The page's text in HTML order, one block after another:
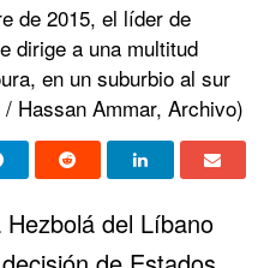
de 2015, el líder de
dirige a una multitud
en un suburbio al sur
Hassan Ammar, Archivo)
del Líbano